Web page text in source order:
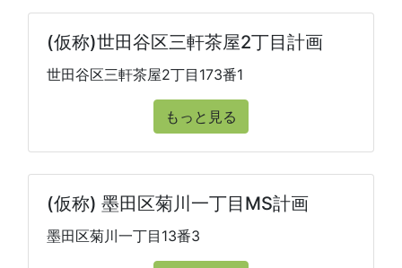
(仮称)世田谷区三軒茶屋2丁目計画
世田谷区三軒茶屋2丁目173番1
もっと見る
(仮称) 墨田区菊川一丁目MS計画
墨田区菊川一丁目13番3